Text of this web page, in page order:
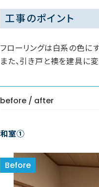
工事のポイント
フローリングは白系の色に
また、引き戸と襖を建具に
before / after
和室①